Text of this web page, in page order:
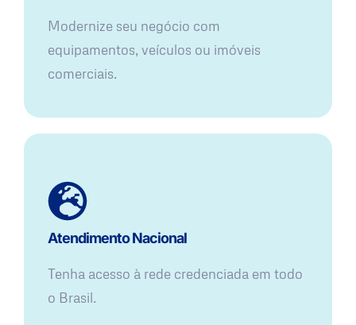
Modernize seu negócio com
equipamentos, veículos ou imóveis
comerciais.
Atendimento Nacional
Tenha acesso à rede credenciada em todo
o Brasil.